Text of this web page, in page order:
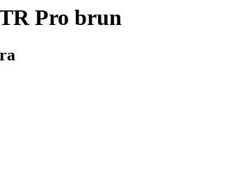
Pro brun